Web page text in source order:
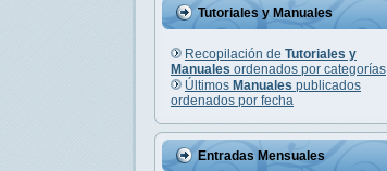
Tutoriales y Manuales
Recopilación de Tutoriales y
Manuales ordenados por categorías
Últimos Manuales publicados
ordenados por fecha
Entradas Mensuales